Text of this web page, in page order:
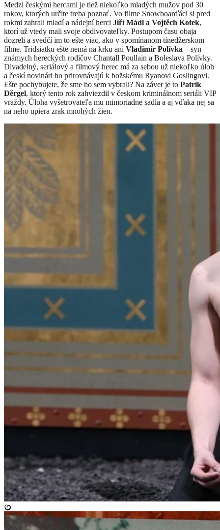
Medzi českými hercami je tiež niekoľko mladých mužov pod 30
rokov, ktorých určite treba poznať. Vo filme Snowboarďáci si pred
rokmi zahrali mladí a nádejní herci Jiří Mádl a Vojtěch Kotek,
ktorí už vtedy mali svoje obdivovateľky. Postupom času obaja
dozreli a svedčí im to ešte viac, ako v spomínanom tínedžerskom
filme. Tridsiatku ešte nemá na krku ani Vladimír Polívka – syn
známych hereckých rodičov Chantall Poullain a Boleslava Polívky.
Divadelný, seriálový a filmový herec má za sebou už niekoľko úloh
a českí novinári ho prirovnávajú k božskému Ryanovi Goslingovi.
Ešte pochybujete, že sme ho sem vybrali? Na záver je to Patrik
Děrgel, ktorý tento rok zahviezdil v českom kriminálnom seriáli VIP
vraždy. Úloha vyšetrovateľa mu mimoriadne sadla a aj vďaka nej sa
na neho upiera zrak mnohých žien.